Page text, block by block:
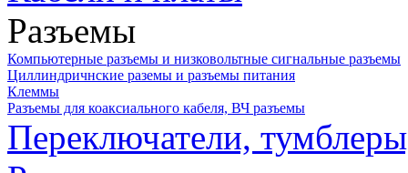
Разъемы
Компьютерные разъемы и низковольтные сигнальные разъемы
Циллиндричнские раземы и разъемы питания
Клеммы
Разъемы для коаксиального кабеля, ВЧ разъемы
Переключатели,